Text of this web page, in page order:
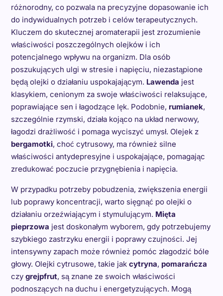
różnorodny, co pozwala na precyzyjne dopasowanie ich
do indywidualnych potrzeb i celów terapeutycznych.
Kluczem do skutecznej aromaterapii jest zrozumienie
właściwości poszczególnych olejków i ich
potencjalnego wpływu na organizm. Dla osób
poszukujących ulgi w stresie i napięciu, niezastąpione
będą olejki o działaniu uspokajającym. Lawenda jest
klasykiem, cenionym za swoje właściwości relaksujące,
poprawiające sen i łagodzące lęk. Podobnie, rumianek,
szczególnie rzymski, działa kojąco na układ nerwowy,
łagodzi drażliwość i pomaga wyciszyć umysł. Olejek z
bergamotki, choć cytrusowy, ma również silne
właściwości antydepresyjne i uspokajające, pomagając
zredukować poczucie przygnębienia i napięcia.
W przypadku potrzeby pobudzenia, zwiększenia energii
lub poprawy koncentracji, warto sięgnąć po olejki o
działaniu orzeźwiającym i stymulującym. Mięta
pieprzowa jest doskonałym wyborem, gdy potrzebujemy
szybkiego zastrzyku energii i poprawy czujności. Jej
intensywny zapach może również pomóc złagodzić bóle
głowy. Olejki cytrusowe, takie jak cytryna, pomarańcza
czy grejpfrut, są znane ze swoich właściwości
podnoszących na duchu i energetyzujących. Mogą